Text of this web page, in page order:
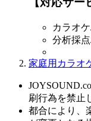
カラオ
分析採
家庭用カラオ
刷行為を禁止
都合により、